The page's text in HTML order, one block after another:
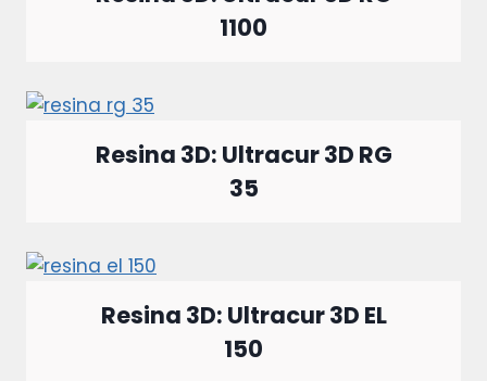
1100
Resina 3D: Ultracur 3D RG
35
Resina 3D: Ultracur 3D EL
150